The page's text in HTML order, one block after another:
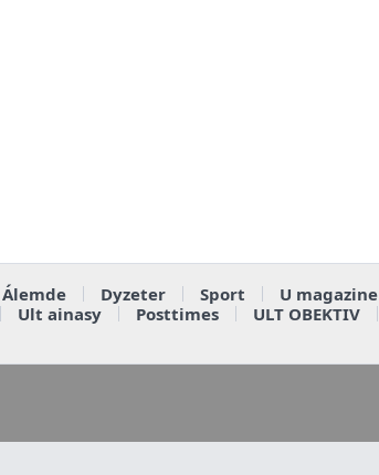
Álemde Dyzeter Sport
U magazine
Ult ainasy Posttimes
ULT OBEKTIV